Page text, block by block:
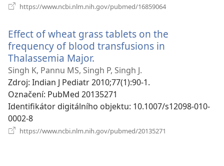
https://www.ncbi.nlm.nih.gov/pubmed/16859064
Effect of wheat grass tablets on the
frequency of blood transfusions in
Thalassemia Major.
nové
okno)
Singh K, Pannu MS, Singh P, Singh J.
Zdroj‎: Indian J Pediatr 2010;77(1):90-1.
Označení‎: PubMed 20135271
Identifikátor digitálního objektu‎: 10.1007/s12098-010-
0002-8
https://www.ncbi.nlm.nih.gov/pubmed/20135271